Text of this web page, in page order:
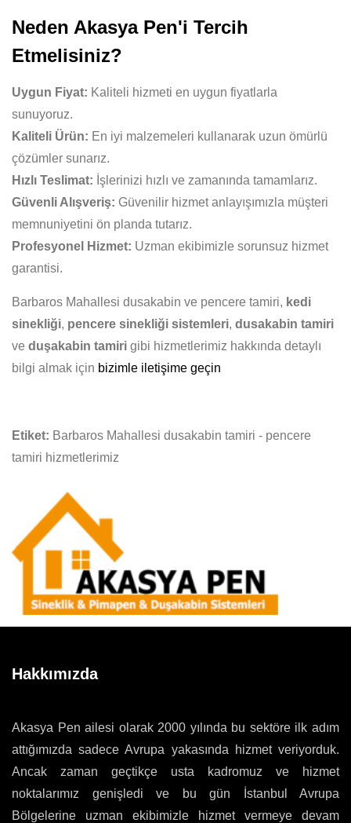
Neden Akasya Pen'i Tercih
Etmelisiniz?
Uygun Fiyat: Kaliteli hizmeti en uygun fiyatlarla
sunuyoruz.
Kaliteli Ürün: En iyi malzemeleri kullanarak uzun ömürlü
çözümler sunarız.
Hızlı Teslimat: İşlerinizi hızlı ve zamanında tamamlarız.
Güvenli Alışveriş: Güvenilir hizmet anlayışımızla müşteri
memnuniyetini ön planda tutarız.
Profesyonel Hizmet: Uzman ekibimizle sorunsuz hizmet
garantisi.
Barbaros Mahallesi dusakabin ve pencere tamiri, kedi
sinekliği, pencere sinekliği sistemleri, dusakabin tamiri
ve duşakabin tamiri gibi hizmetlerimiz hakkında detaylı
bilgi almak için bizimle iletişime geçin
Etiket: Barbaros Mahallesi dusakabin tamiri - pencere
tamiri hizmetlerimiz
Hakkımızda
Akasya Pen ailesi olarak 2000 yılında bu sektöre ilk adım
attığımızda sadece Avrupa yakasında hizmet veriyorduk.
Ancak zaman geçtikçe usta kadromuz ve hizmet
noktalarımız genişledi ve bu gün İstanbul Avrupa
Bölgelerine uzman ekibimizle hizmet vermeye devam